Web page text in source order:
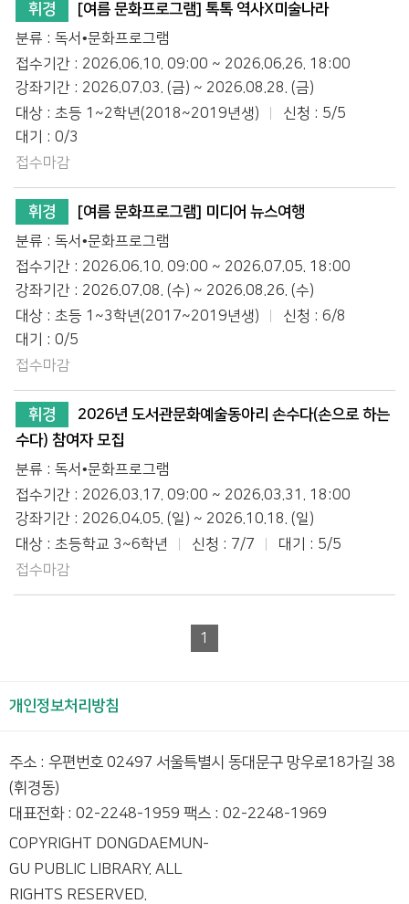
휘경
[여름 문화프로그램] 톡톡 역사X미술나라
분류 : 독서•문화프로그램
접수기간 : 2026.06.10. 09:00 ~ 2026.06.26. 18:00
강좌기간 : 2026.07.03. (금) ~ 2026.08.28. (금)
대상 : 초등 1~2학년(2018~2019년생)
신청 : 5/5
대기 : 0/3
접수마감
휘경
[여름 문화프로그램] 미디어 뉴스여행
분류 : 독서•문화프로그램
접수기간 : 2026.06.10. 09:00 ~ 2026.07.05. 18:00
강좌기간 : 2026.07.08. (수) ~ 2026.08.26. (수)
대상 : 초등 1~3학년(2017~2019년생)
신청 : 6/8
대기 : 0/5
접수마감
휘경
2026년 도서관문화예술동아리 손수다(손으로 하는
수다) 참여자 모집
분류 : 독서•문화프로그램
접수기간 : 2026.03.17. 09:00 ~ 2026.03.31. 18:00
강좌기간 : 2026.04.05. (일) ~ 2026.10.18. (일)
대상 : 초등학교 3~6학년
신청 : 7/7
대기 : 5/5
접수마감
1
개인정보처리방침
주소 : 우편번호 02497 서울특별시 동대문구 망우로18가길 38
(휘경동)
대표전화 : 02-2248-1959 팩스 : 02-2248-1969
COPYRIGHT DONGDAEMUN-
GU PUBLIC LIBRARY. ALL
RIGHTS RESERVED.